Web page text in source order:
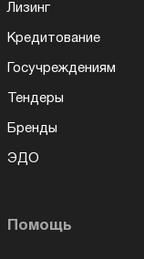
Лизинг
Кредитование
Госучреждениям
Тендеры
Бренды
ЭДО
Помощь